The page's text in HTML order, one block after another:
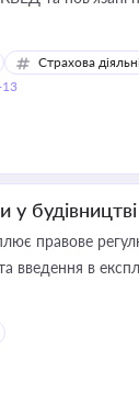
Страхова
у будівництві
правове
введення в